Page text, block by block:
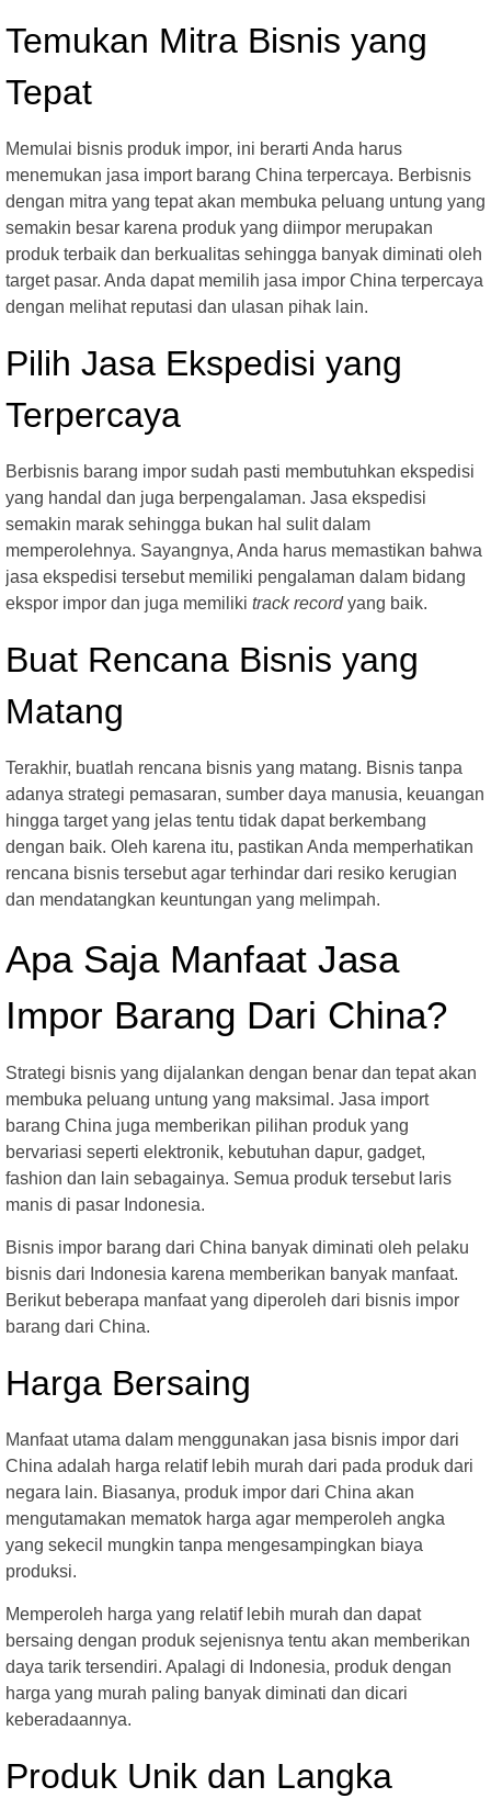
Temukan Mitra Bisnis yang
Tepat
Memulai bisnis produk impor, ini berarti Anda harus
menemukan jasa import barang China terpercaya. Berbisnis
dengan mitra yang tepat akan membuka peluang untung yang
semakin besar karena produk yang diimpor merupakan
produk terbaik dan berkualitas sehingga banyak diminati oleh
target pasar. Anda dapat memilih jasa impor China terpercaya
dengan melihat reputasi dan ulasan pihak lain.
Pilih Jasa Ekspedisi yang
Terpercaya
Berbisnis barang impor sudah pasti membutuhkan ekspedisi
yang handal dan juga berpengalaman. Jasa ekspedisi
semakin marak sehingga bukan hal sulit dalam
memperolehnya. Sayangnya, Anda harus memastikan bahwa
jasa ekspedisi tersebut memiliki pengalaman dalam bidang
ekspor impor dan juga memiliki track recordyang baik.
Buat Rencana Bisnis yang
Matang
Terakhir, buatlah rencana bisnis yang matang. Bisnis tanpa
adanya strategi pemasaran, sumber daya manusia, keuangan
hingga target yang jelas tentu tidak dapat berkembang
dengan baik. Oleh karena itu, pastikan Anda memperhatikan
rencana bisnis tersebut agar terhindar dari resiko kerugian
dan mendatangkan keuntungan yang melimpah.
Apa Saja Manfaat Jasa
Impor Barang Dari China?
Strategi bisnis yang dijalankan dengan benar dan tepat akan
membuka peluang untung yang maksimal. Jasa import
barang China juga memberikan pilihan produk yang
bervariasi seperti elektronik, kebutuhan dapur, gadget,
fashion dan lain sebagainya. Semua produk tersebut laris
manis di pasar Indonesia.
Bisnis impor barang dari China banyak diminati oleh pelaku
bisnis dari Indonesia karena memberikan banyak manfaat.
Berikut beberapa manfaat yang diperoleh dari bisnis impor
barang dari China.
Harga Bersaing
Manfaat utama dalam menggunakan jasa bisnis impor dari
China adalah harga relatif lebih murah dari pada produk dari
negara lain. Biasanya, produk impor dari China akan
mengutamakan mematok harga agar memperoleh angka
yang sekecil mungkin tanpa mengesampingkan biaya
produksi.
Memperoleh harga yang relatif lebih murah dan dapat
bersaing dengan produk sejenisnya tentu akan memberikan
daya tarik tersendiri. Apalagi di Indonesia, produk dengan
harga yang murah paling banyak diminati dan dicari
keberadaannya.
Produk Unik dan Langka